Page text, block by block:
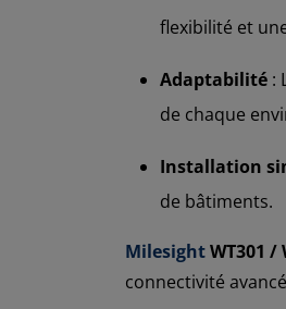
flexibilité et
Adaptabilité :
de chaque
Installation
de bâtiments.
MilesightWT301 /
connectivité